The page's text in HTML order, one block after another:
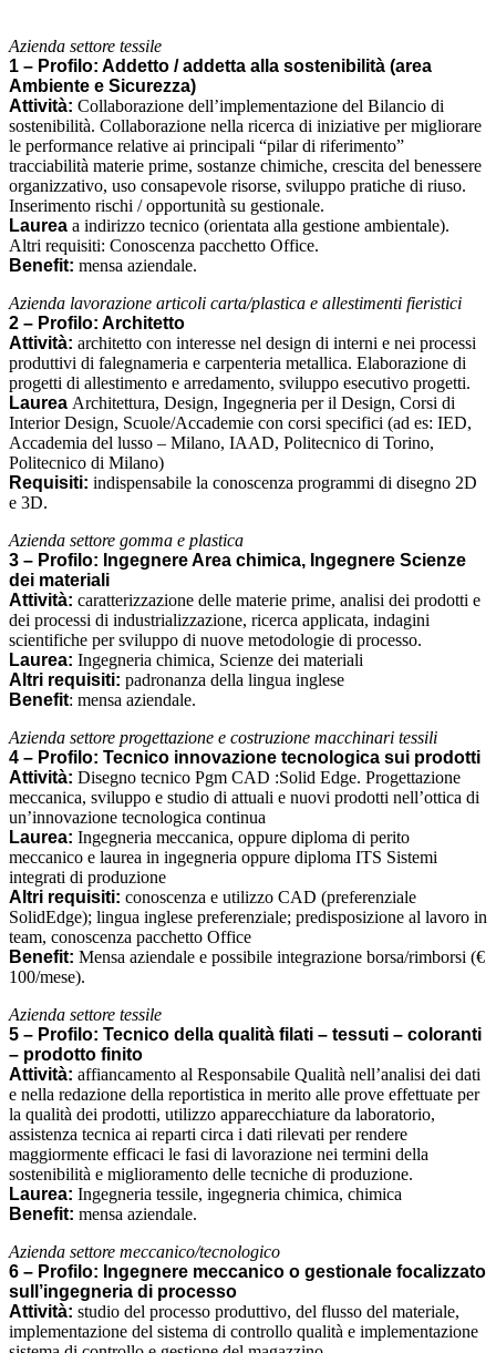
Azienda settore tessile
1 – Profilo: Addetto / addetta alla sostenibilità (area
Ambiente e Sicurezza)
Attività: Collaborazione dell’implementazione del Bilancio di
sostenibilità. Collaborazione nella ricerca di iniziative per migliorare
le performance relative ai principali “pilar di riferimento”
tracciabilità materie prime, sostanze chimiche, crescita del benessere
organizzativo, uso consapevole risorse, sviluppo pratiche di riuso.
Inserimento rischi / opportunità su gestionale.
Laurea a indirizzo tecnico (orientata alla gestione ambientale).
Altri requisiti: Conoscenza pacchetto Office.
Benefit: mensa aziendale.
Azienda lavorazione articoli carta/plastica e allestimenti fieristici
2 – Profilo: Architetto
Attività: architetto con interesse nel design di interni e nei processi
produttivi di falegnameria e carpenteria metallica. Elaborazione di
progetti di allestimento e arredamento, sviluppo esecutivo progetti.
Laurea Architettura, Design, Ingegneria per il Design, Corsi di
Interior Design, Scuole/Accademie con corsi specifici (ad es: IED,
Accademia del lusso – Milano, IAAD, Politecnico di Torino,
Politecnico di Milano)
Requisiti: indispensabile la conoscenza programmi di disegno 2D
e 3D.
Azienda settore gomma e plastica
3 – Profilo: Ingegnere Area chimica, Ingegnere Scienze
dei materiali
Attività: caratterizzazione delle materie prime, analisi dei prodotti e
dei processi di industrializzazione, ricerca applicata, indagini
scientifiche per sviluppo di nuove metodologie di processo.
Laurea: Ingegneria chimica, Scienze dei materiali
Altri requisiti: padronanza della lingua inglese
Benefit: mensa aziendale.
Azienda settore progettazione e costruzione macchinari tessili
4 – Profilo: Tecnico innovazione tecnologica sui prodotti
Attività: Disegno tecnico Pgm CAD :Solid Edge. Progettazione
meccanica, sviluppo e studio di attuali e nuovi prodotti nell’ottica di
un’innovazione tecnologica continua
Laurea: Ingegneria meccanica, oppure diploma di perito
meccanico e laurea in ingegneria oppure diploma ITS Sistemi
integrati di produzione
Altri requisiti: conoscenza e utilizzo CAD (preferenziale
SolidEdge); lingua inglese preferenziale; predisposizione al lavoro in
team, conoscenza pacchetto Office
Benefit: Mensa aziendale e possibile integrazione borsa/rimborsi (€
100/mese).
Azienda settore tessile
5 – Profilo: Tecnico della qualità filati – tessuti – coloranti
– prodotto finito
Attività: affiancamento al Responsabile Qualità nell’analisi dei dati
e nella redazione della reportistica in merito alle prove effettuate per
la qualità dei prodotti, utilizzo apparecchiature da laboratorio,
assistenza tecnica ai reparti circa i dati rilevati per rendere
maggiormente efficaci le fasi di lavorazione nei termini della
sostenibilità e miglioramento delle tecniche di produzione.
Laurea: Ingegneria tessile, ingegneria chimica, chimica
Benefit: mensa aziendale.
Azienda settore meccanico/tecnologico
6 – Profilo: Ingegnere meccanico o gestionale focalizzato
sull’ingegneria di processo
Attività: studio del processo produttivo, del flusso del materiale,
implementazione del sistema di controllo qualità e implementazione